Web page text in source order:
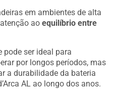
em ambientes de alta
aoequilíbrio entre
pode ser ideal para
por longos períodos, mas
a durabilidade da bateria
AL ao longo dos anos.